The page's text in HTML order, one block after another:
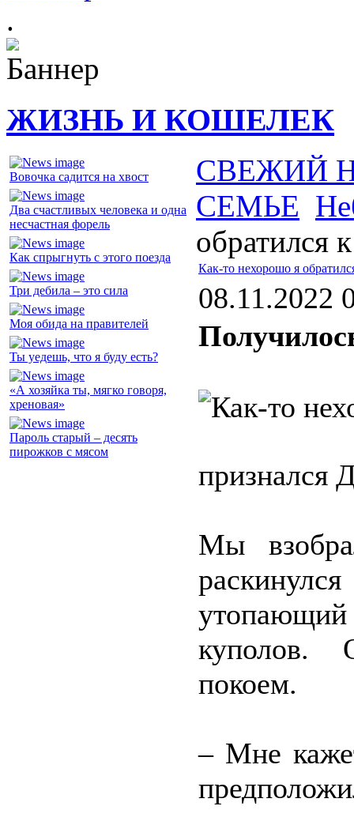
.
ЖИЗНЬ И КОШЕЛЕК
Вовочка садится на хвост
Два счастливых человека и одна
несчастная форель
Как спрыгнуть с этого поезда
Три дебила – это сила
Моя обида на правителей
Ты уедешь, что я буду есть?
«А хозяйка ты, мягко говоря,
хреновая»
Пароль старый – десять
пирожков с мясом
СВЕЖИЙ
СЕМЬЕ
обратился
Как-то нехорошо я
08.11.2022
признался
Мы
утопающий
куполов.
покоем.
– Мне